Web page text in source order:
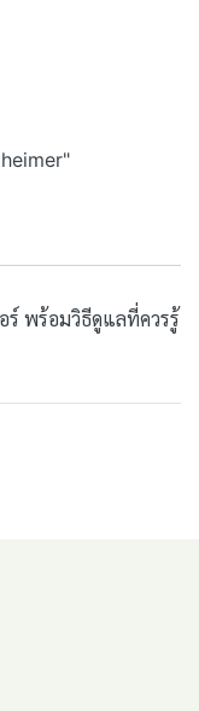
ร์ พร้อมวิธีดูแลที่ควรรู้